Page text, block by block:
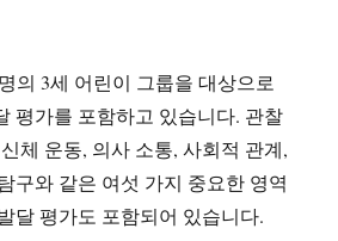
의 3세 어린이 그룹을 대상으로
평가를 포함하고 있습니다. 관찰
체 운동, 의사 소통, 사회적 관계,
구와 같은 여섯 가지 중요한 영역
달 평가도 포함되어 있습니다.